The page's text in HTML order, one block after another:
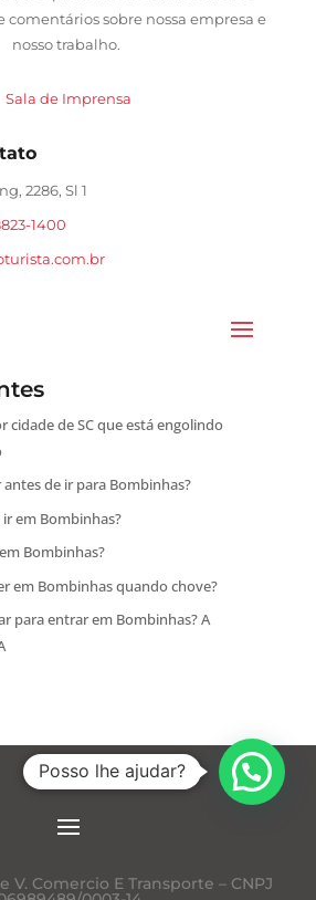
comentários sobre nossa empresa e
nosso trabalho.
Sala de Imprensa
2286, Sl 1
1400
cidade de SC que está engolindo
de ir para Bombinhas?
em Bombinhas?
Bombinhas?
em Bombinhas quando chove?
para entrar em Bombinhas? A
V. Comercio E Transporte – CNPJ
Posso lhe ajudar?